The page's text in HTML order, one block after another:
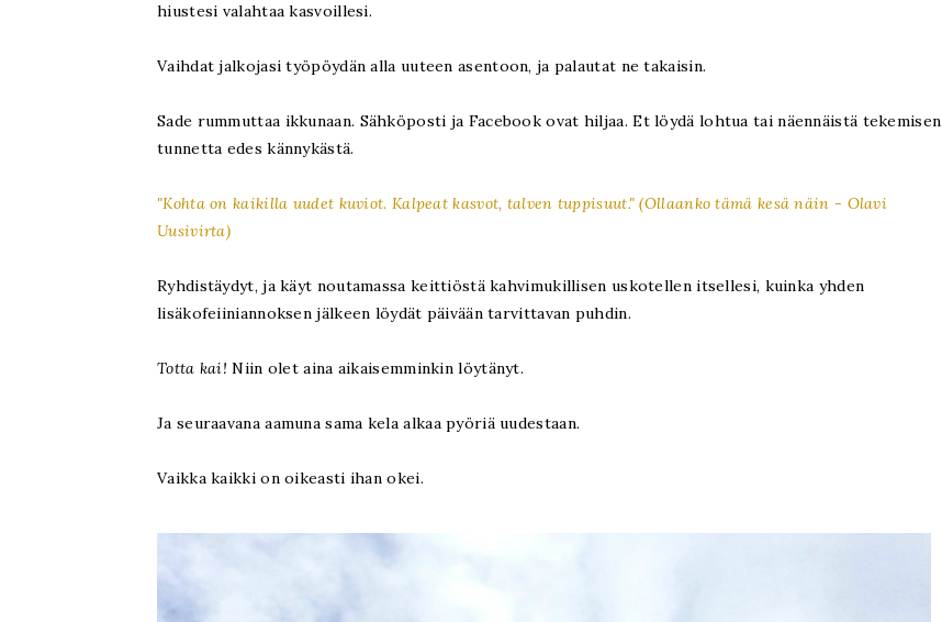
hiustesi valahtaa kasvoillesi.
Vaihdat jalkojasi työpöydän alla uuteen asentoon, ja palautat ne takaisin.
Sade rummuttaa ikkunaan. Sähköposti ja Facebook ovat hiljaa. Et löydä lohtua tai näennäistä tekemisen
tunnetta edes kännykästä.
"Kohta on kaikilla uudet kuviot. Kalpeat kasvot, talven tuppisuut." (Ollaanko tämä kesä näin - Olavi
Uusivirta)
Ryhdistäydyt, ja käyt noutamassa keittiöstä kahvimukillisen uskotellen itsellesi, kuinka yhden
lisäkofeiiniannoksen jälkeen löydät päivään tarvittavan puhdin.
Totta kai!Niin olet aina aikaisemminkin löytänyt.
Ja seuraavana aamuna sama kela alkaa pyöriä uudestaan.
Vaikka kaikki on oikeasti ihan okei.